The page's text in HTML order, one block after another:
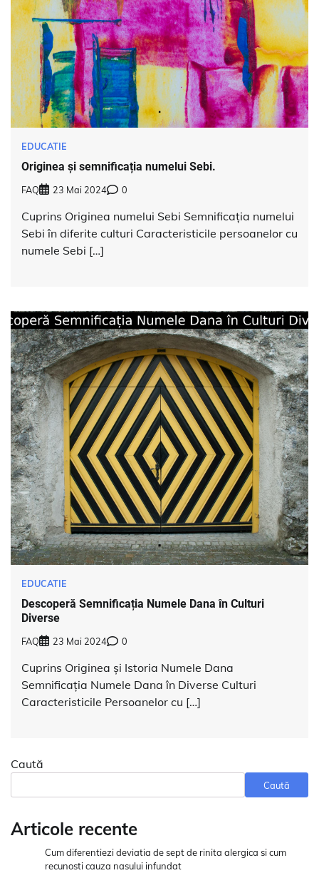
EDUCATIE
Originea și semnificația numelui Sebi.
FAQ 23 Mai 2024 0
Cuprins Originea numelui Sebi Semnificația numelui
Sebi în diferite culturi Caracteristicile persoanelor cu
numele Sebi […]
EDUCATIE
Descoperă Semnificația Numele Dana în Culturi
Diverse
FAQ 23 Mai 2024 0
Cuprins Originea și Istoria Numele Dana
Semnificația Numele Dana în Diverse Culturi
Caracteristicile Persoanelor cu […]
Caută
Caută
Articole recente
Cum diferentiezi deviatia de sept de rinita alergica si cum
recunosti cauza nasului infundat